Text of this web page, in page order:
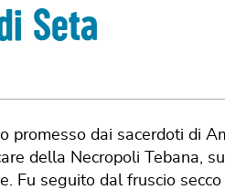
Seta
promesso dai sacerdoti di
della Necropoli Tebana,
Fu seguito dal fruscio